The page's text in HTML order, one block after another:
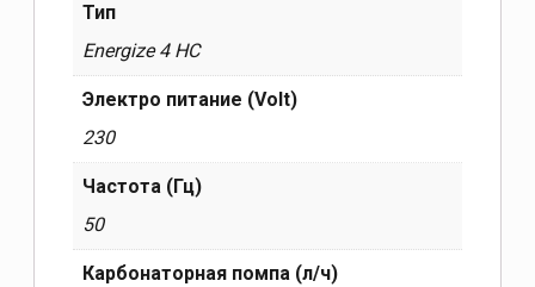
Тип
Energize 4 HC
Электро питание (Volt)
230
Частота (Гц)
50
Карбонаторная помпа (л/ч)